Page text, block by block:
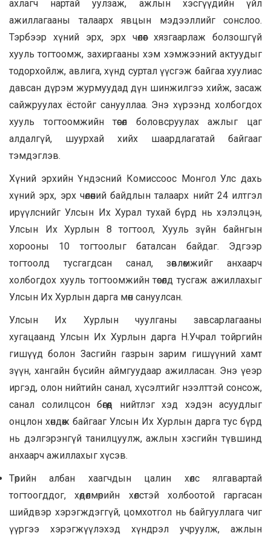
ахлагч нартай уулзаж, ажлын хэсгүүдийн үйл
ажиллагааны талаарх явцын мэдээллийг сонслоо.
Тэрбээр хүний эрх, эрх чөлөөг хязгаарлаж болзошгүй
хууль тогтоомж, захиргааны хэм хэмжээний актуудыг
тодорхойлж, авлига, хүнд суртал үүсгэж байгаа хуулиас
давсан дүрэм журмуудад дүн шинжилгээ хийж, засаж
сайжруулах ёстойг санууллаа. Энэ хүрээнд холбогдох
хууль тогтоомжийн төсөл боловсруулах ажлыг цаг
алдалгүй, шуурхай хийх шаардлагатай байгааг
тэмдэглэв.
Хүний эрхийн Үндэсний Комиссоос Монгол Улс дахь
хүний эрх, эрх чөлөөний байдлын талаарх нийт 24 илтгэл
ирүүлснийг Улсын Их Хурал тухай бүрд нь хэлэлцэн,
Улсын Их Хурлын 8 тогтоол, Хууль зүйн байнгын
хорооны 10 тогтоолыг баталсан байдаг. Эдгээр
тогтоолд тусгагдсан санал, зөвлөмжийг анхаарч
холбогдох хууль тогтоомжийн төсөлд тусгаж ажиллахыг
Улсын Их Хурлын дарга мөн сануулсан.
Улсын Их Хурлын чуулганы завсарлагааны
хугацаанд Улсын Их Хурлын дарга Н.Учрал тойргийн
гишүүд болон Засгийн газрын зарим гишүүний хамт
зүүн, хангайн бүсийн аймгуудаар ажилласан. Энэ үеэр
иргэд, олон нийтийн санал, хүсэлтийг нээлттэй сонсож,
санал солилцсон бөгөөд нийтлэг хэд хэдэн асуудлыг
онцлон хөндөж байгааг Улсын Их Хурлын дарга тус бүрд
нь дэлгэрэнгүй танилцуулж, ажлын хэсгийн түвшинд
анхаарч ажиллахыг хүсэв.
Төрийн албан хаагчдын цалин хөлс ялгавартай
тогтоогддог, хөдөлмөрийн хөлстэй холбоотой гаргасан
шийдвэр хэрэгждэггүй, цомхотгол нь байгууллага чиг
үүргээ хэрэгжүүлэхэд хүндрэл учруулж, ажлын